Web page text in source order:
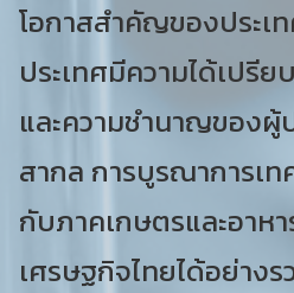
โอกาสสำคัญของประเ
ประเทศมีความได้เปรี
และความชำนาญของผู้
สากล การบูรณาการเท
กับภาคเกษตรและอาห
เศรษฐกิจไทยได้อย่างร